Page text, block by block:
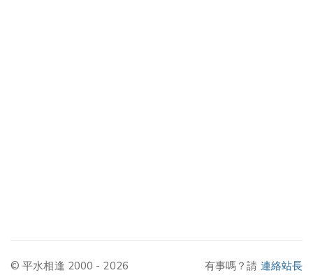
© 平水相逢 2000 - 2026 有事嗎？請 連絡站長